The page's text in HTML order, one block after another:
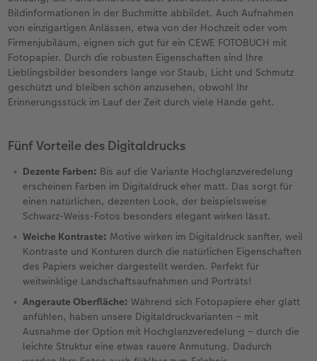
Bildinformationen in der Buchmitte abbildet. Auch Aufnahmen
von einzigartigen Anlässen, etwa von der Hochzeit oder vom
Firmenjubiläum, eignen sich gut für ein CEWE FOTOBUCH mit
Fotopapier. Durch die robusten Eigenschaften sind Ihre
Lieblingsbilder besonders lange vor Staub, Licht und Schmutz
geschützt und bleiben schön anzusehen, obwohl Ihr
Erinnerungsstück im Lauf der Zeit durch viele Hände geht.
Fünf Vorteile des Digitaldrucks
Dezente Farben: Bis auf die Variante Hochglanzveredelung
erscheinen Farben im Digitaldruck eher matt. Das sorgt für
einen natürlichen, dezenten Look, der beispielsweise
Schwarz-Weiss-Fotos besonders elegant wirken lässt.
Weiche Kontraste: Motive wirken im Digitaldruck sanfter, weil
Kontraste und Konturen durch die natürlichen Eigenschaften
des Papiers weicher dargestellt werden. Perfekt für
weitwinklige Landschaftsaufnahmen und Porträts!
Angeraute Oberfläche: Während sich Fotopapiere eher glatt
anfühlen, haben unsere Digitaldruckvarianten – mit
Ausnahme der Option mit Hochglanzveredelung – durch die
leichte Struktur eine etwas rauere Anmutung. Dadurch